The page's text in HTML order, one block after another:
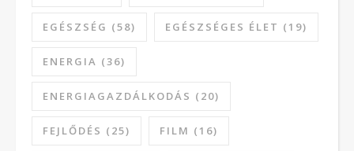
EGÉSZSÉG (58) EGÉSZSÉGES ÉLET (19)
ENERGIA (36)
ENERGIAGAZDÁLKODÁS (20)
FEJLŐDÉS (25) FILM (16)